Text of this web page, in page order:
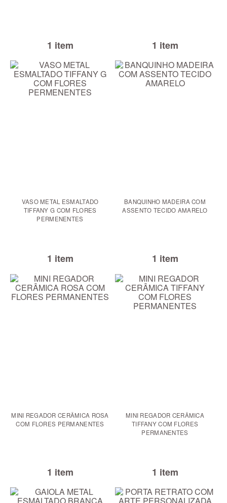
1 item 1 item
VASO METAL ESMALTADO
TIFFANY G COM FLORES
PERMENENTES
1 item
BANQUINHO MADEIRA COM
ASSENTO TECIDO AMARELO
1 item
MINI REGADOR CERÂMICA ROSA
COM FLORES PERMANENTES
1 item
MINI REGADOR CERÂMICA
TIFFANY COM FLORES
PERMANENTES
1 item